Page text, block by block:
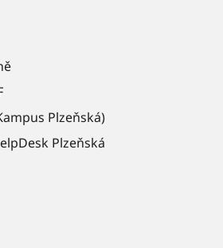
Plzeňská)
Plzeňská